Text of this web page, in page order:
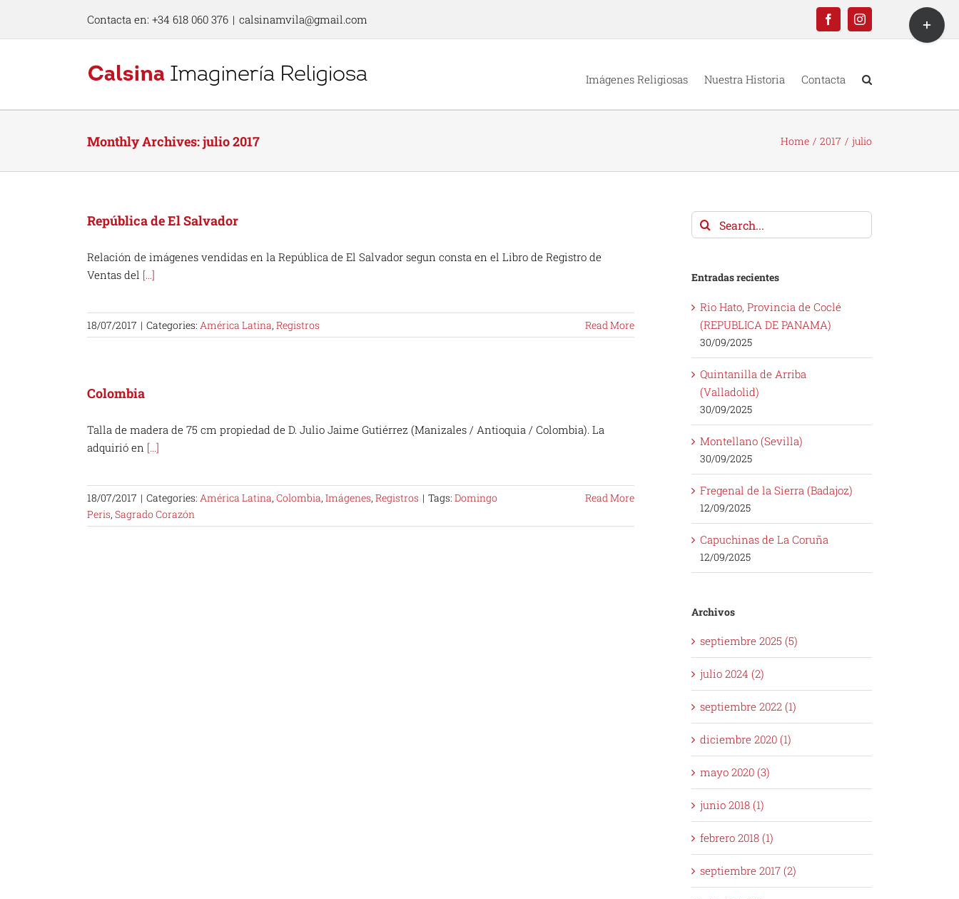
content
Contacta en: +34 618 060 376 | calsinamvila@gmail.com FacebookInstagram
Imágenes Religiosas Nuestra Historia Contacta
Monthly Archives:julio 2017 Home 2017 julio
República de El Salvador
Relación de imágenes vendidas en la República de El Salvador segun consta en el Libro de Registro de
Ventas del [...]
18/07/2017 | Categories: América Latina, Registros Read More
Colombia
Talla de madera de 75 cm propiedad de D. Julio Jaime Gutiérrez (Manizales / Antioquia / Colombia). La
adquirió en [...]
18/07/2017 | Categories: América Latina, Colombia, Imágenes, Registros | Tags: Domingo
Peris, Sagrado Corazón
Read More
Search
for:
Entradas recientes
Rio Hato, Provincia de Coclé
(REPUBLICA DE PANAMA)
30/09/2025
Quintanilla de Arriba
(Valladolid)
30/09/2025
Montellano (Sevilla)
30/09/2025
Fregenal de la Sierra (Badajoz)
12/09/2025
Capuchinas de La Coruña
12/09/2025
Archivos
septiembre 2025 (5)
julio 2024 (2)
septiembre 2022 (1)
diciembre 2020 (1)
mayo 2020 (3)
junio 2018 (1)
febrero 2018 (1)
septiembre 2017 (2)
Toggle
Sliding